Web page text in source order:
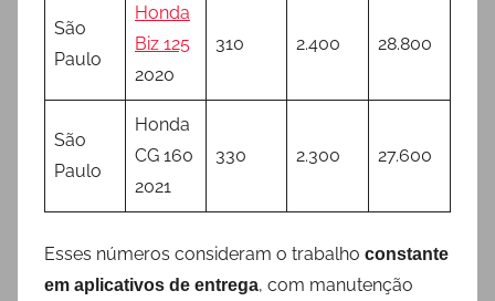
São
Paulo
Honda
Biz 125
2020
310 2.400 28.800
São
Paulo
Honda
CG 160
2021
330 2.300 27.600
Esses números consideram o trabalho constante
em aplicativos de entrega, com manutenção